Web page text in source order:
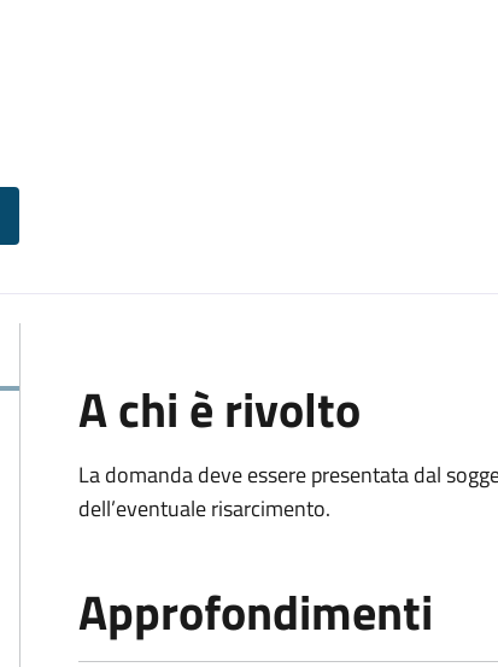
A chi è rivolto
La domanda deve essere presentata dal
dell’eventuale risarcimento.
Approfondimenti